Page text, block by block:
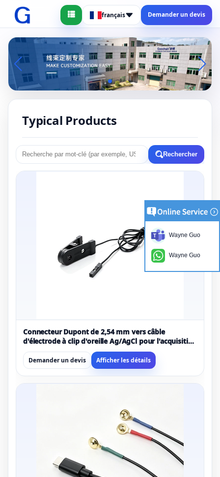
français Demander un devis
Typical Products
Rechercher
Connecteur Dupont de 2,54 mm vers câble
d'électrode à clip d'oreille Ag/AgCl pour l'acquisition
de signaux médicaux
Demander un devis Afficher les détails
Wayne Guo
Wayne Guo